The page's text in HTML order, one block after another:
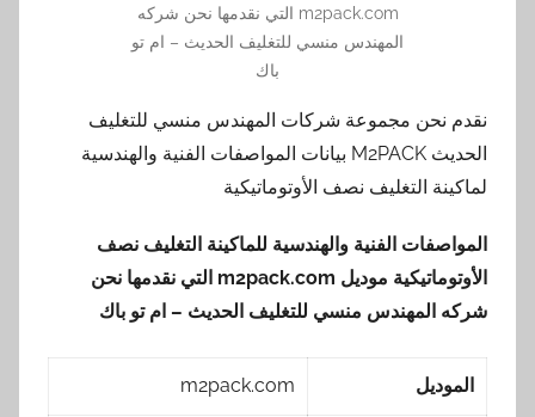
m2pack.com التي نقدمها نحن شركه
المهندس منسي للتغليف الحديث – ام تو
باك
نقدم نحن مجموعة شركات المهندس منسي للتغليف
الحديث M2PACK بيانات المواصفات الفنية والهندسية
لماكينة التغليف نصف الأوتوماتيكية
المواصفات الفنية والهندسية للماكينة التغليف نصف
الأوتوماتيكية موديل m2pack.com التي نقدمها نحن
شركه المهندس منسي للتغليف الحديث – ام تو باك
الموديل m2pack.com